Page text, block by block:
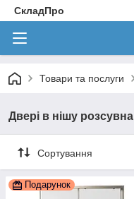
СкладПро
Товари та послуги
Двері в нішу розсувна
Сортування
Подарунок